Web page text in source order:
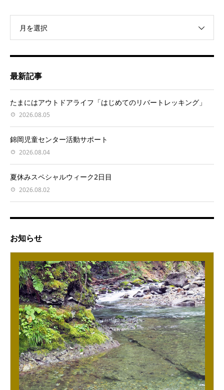
月を選択
最新記事
たまにはアウトドアライフ「はじめてのリバートレッキング」
2026.08.05
錦岡児童センター活動サポート
2026.08.04
夏休みスペシャルウィーク2日目
2026.08.02
お知らせ